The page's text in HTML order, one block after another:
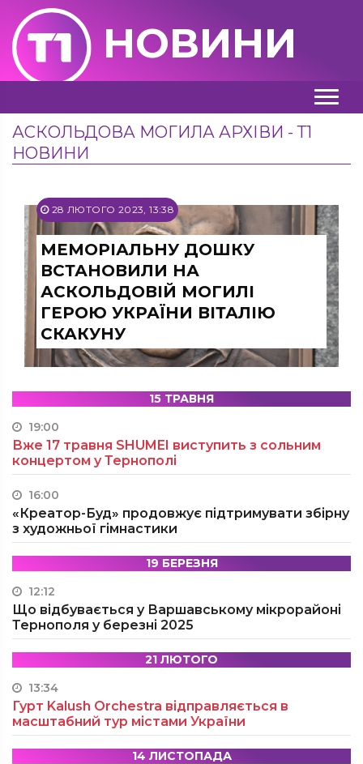
НОВИНИ
АСКОЛЬДОВА МОГИЛА АРХІВИ - Т1
НОВИНИ
28 ЛЮТОГО 2023, 13:38
МЕМОРІАЛЬНУ ДОШКУ
ВСТАНОВИЛИ НА
АСКОЛЬДОВІЙ МОГИЛІ
ГЕРОЮ УКРАЇНИ ВІТАЛІЮ
СКАКУНУ
15 ТРАВНЯ
19:00
Вже 17 травня SHUMEI виступить з сольним
концертом у Тернополі
16:00
«Креатор-Буд» продовжує підтримувати збірну
з художньої гімнастики
19 БЕРЕЗНЯ
12:12
Що відбувається у Варшавському мікрорайоні
Тернополя у березні 2025
21 ЛЮТОГО
13:34
Гурт Kalush Orchestra відправляється в
масштабний тур містами України
14 ЛИСТОПАДА